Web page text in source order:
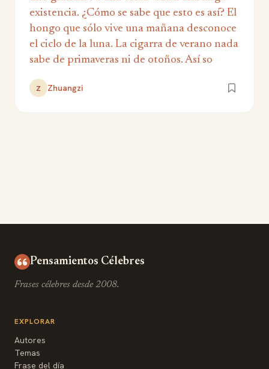
existencia. ¿Cómo se sabe que esto es así? El
hongo que sólo vive una mañana desconoce
el ciclo de la luna. La cigarra de verano nada
sabe de primaveras ni de otoños. Así so
Z Zhuangzi
Pensamientos Célebres
Frases célebres desde 2008.
EXPLORAR
Autores
Temas
Frase del día